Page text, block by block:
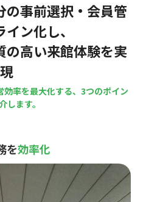
の事前選択・会員管
ン化し、
の高い来館体験を実
現
率を最大化する、3つのポイン
します。
を効率化